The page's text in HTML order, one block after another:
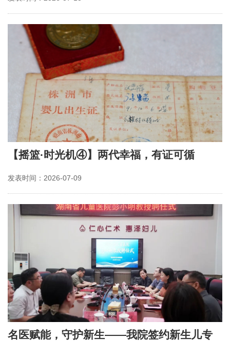
【摇篮·时光机④】两代幸福，有证可循
发表时间：2026-07-09
名医赋能，守护新生——我院签约新生儿专